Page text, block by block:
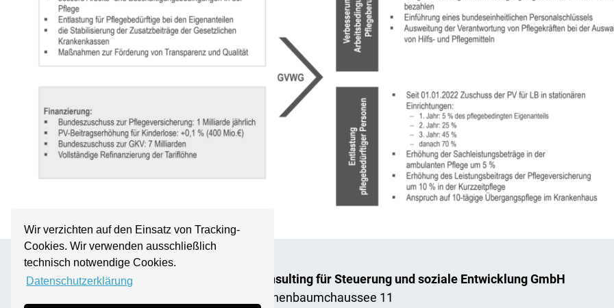
Wir verzichten auf den Einsatz von Tracking-
Cookies. Wir verwenden ausschließlich
technisch notwendige Cookies.
Datenschutzerklärung
Consulting für Steuerung und soziale Entwicklung GmbH
Rothenbaumchaussee 11